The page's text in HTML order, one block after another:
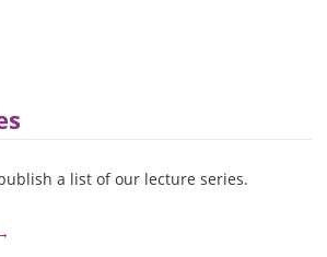
a list of our lecture series.